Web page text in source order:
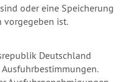
oder eine Speicherung
vorgegeben ist.
Deutschland